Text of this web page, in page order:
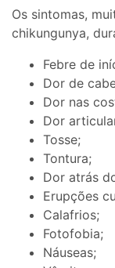
Os sintomas,
chikungunya,
Febre de
Dor de
Dor nas
Dor
Tosse;
Tontura;
Dor atrás
Erupções
Calafrios;
Fotofobia;
Náuseas;